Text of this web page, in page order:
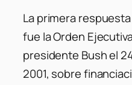
La primera
fue la Orden
presidente Bush el
2001, sobre